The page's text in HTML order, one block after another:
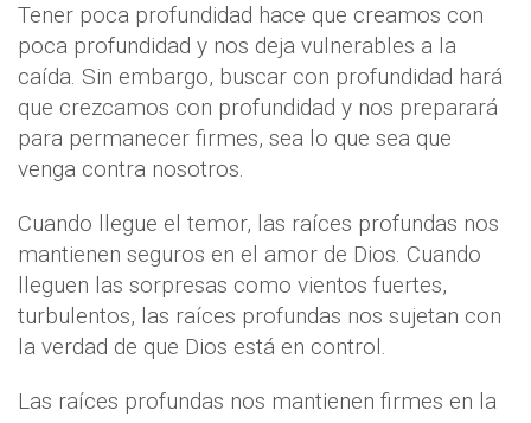
Tener poca profundidad hace que creamos con
poca profundidad y nos deja vulnerables a la
caída. Sin embargo, buscar con profundidad hará
que crezcamos con profundidad y nos preparará
para permanecer firmes, sea lo que sea que
venga contra nosotros.
Cuando llegue el temor, las raíces profundas nos
mantienen seguros en el amor de Dios. Cuando
lleguen las sorpresas como vientos fuertes,
turbulentos, las raíces profundas nos sujetan con
la verdad de que Dios está en control.
Las raíces profundas nos mantienen firmes en la